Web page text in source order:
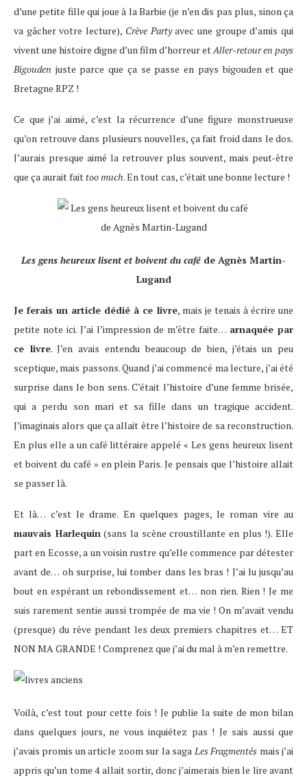
d’une petite fille qui joue à la Barbie (je n’en dis pas plus, sinon ça
va gâcher votre lecture), Crève Partyavec une groupe d’amis qui
vivent une histoire digne d’un film d’horreur etAller-retour en pays
Bigouden juste parce que ça se passe en pays bigouden et que
Bretagne RPZ !
Ce que j’ai aimé, c’est la récurrence d’une figure monstrueuse
qu’on retrouve dans plusieurs nouvelles, ça fait froid dans le dos.
J’aurais presque aimé la retrouver plus souvent, mais peut-être
que ça aurait faittoo much. En tout cas, c’était une bonne lecture !
Les gens heureux lisent et boivent du café de Agnès Martin-
Lugand
Je ferais un article dédié à ce livre, mais je tenais à écrire une
petite note ici. J’ai l’impression de m’être faite… arnaquée par
ce livre. J’en avais entendu beaucoup de bien, j’étais un peu
sceptique, mais passons. Quand j’ai commencé ma lecture, j’ai été
surprise dans le bon sens. C’était l’histoire d’une femme brisée,
qui a perdu son mari et sa fille dans un tragique accident.
J’imaginais alors que ça allait être l’histoire de sa reconstruction.
En plus elle a un café littéraire appelé « Les gens heureux lisent
et boivent du café » en plein Paris. Je pensais que l’histoire allait
se passer là.
Et là… c’est le drame. En quelques pages, le roman vire au
mauvais Harlequin(sans la scène croustillante en plus !). Elle
part en Ecosse, a un voisin rustre qu’elle commence par détester
avant de… oh surprise, lui tomber dans les bras ! J’ai lu jusqu’au
bout en espérant un rebondissement et… non rien. Rien ! Je me
suis rarement sentie aussi trompée de ma vie ! On m’avait vendu
(presque) du rêve pendant les deux premiers chapitres et… ET
NON MA GRANDE ! Comprenez que j’ai du mal à m’en remettre.
Voilà, c’est tout pour cette fois ! Je publie la suite de mon bilan
dans quelques jours, ne vous inquiétez pas ! Je sais aussi que
j’avais promis un article zoom sur la saga Les Fragmentés mais j’ai
appris qu’un tome 4 allait sortir, donc j’aimerais bien le lire avant